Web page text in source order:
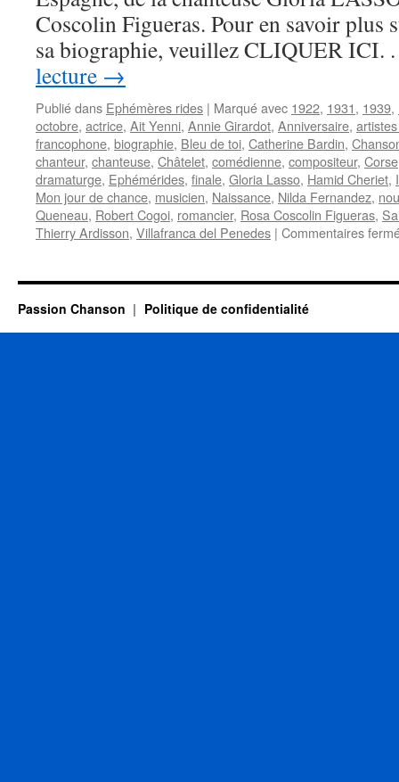
est
Coscolin Figueras. Pour en savoir plus
sa biographie, veuillez CLIQUER
lecture →
Publié dans Ephémères rides | Marqué avec 1922, 1931, 1939,
octobre, actrice, Ait Yenni, Annie Girardot, Anniversaire,
francophone, biographie, Bleu de toi, Catherine Bardin,
chanteur, chanteuse, Châtelet, comédienne, compositeur, Corse
dramaturge, Ephémérides, finale, Gloria Lasso, Hamid Cheriet,
Mon jour de chance, musicien, Naissance, Nilda Fernandez,
Queneau, Robert Cogoi, romancier, Rosa Coscolin Figueras,
Thierry Ardisson, Villafranca del Penedes | Commentaires
Passion Chanson Politique de confidentialité